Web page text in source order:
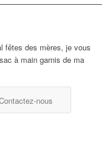
fêtes des mères, je vous
à main garnis de ma
nous